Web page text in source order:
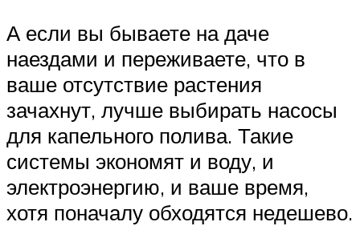
А если вы бываете на даче
наездами и переживаете, что в
ваше отсутствие растения
зачахнут, лучше выбирать насосы
для капельного полива. Такие
системы экономят и воду, и
электроэнергию, и ваше время,
хотя поначалу обходятся недешево.